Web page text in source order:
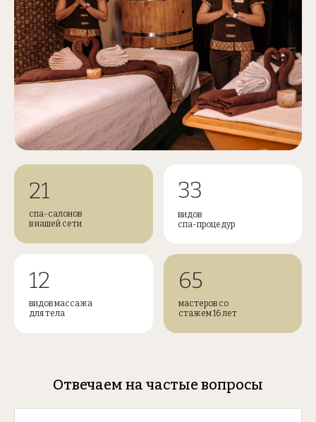
21
спа-салонов
в нашей сети
33
видов
спа-процедур
12
видов массажа
для тела
65
мастеров со
стажем 16 лет
Отвечаем на частые вопросы